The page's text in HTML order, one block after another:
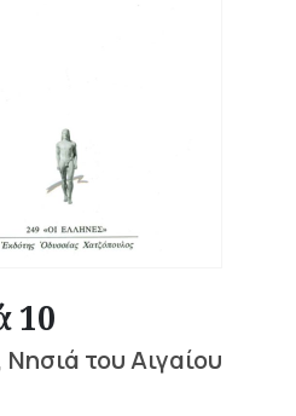
10
του Αιγαίου